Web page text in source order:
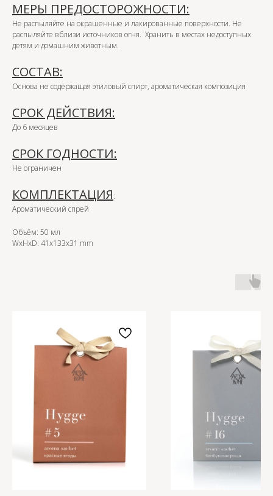
МЕРЫ ПРЕДОСТОРОЖНОСТИ:
Не распыляйте на окрашенные и лакированные поверхности. Не
распыляйте вблизи источников огня. Хранить в местах недоступных
детям и домашним животным.
СОСТАВ:
Основа не содержащая этиловый спирт, ароматическая композиция
СРОК ДЕЙСТВИЯ:
До 6 месяцев
СРОК ГОДНОСТИ:
Не ограничен
КОМПЛЕКТАЦИЯ:
Ароматический спрей
Объём: 50 мл
WxHxD: 41x133x31 mm
WB
ЗОЛОТОЕ ЯБЛОКО
LAMODA